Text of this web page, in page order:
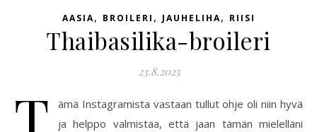
AASIA, BROILERI , JAUHELIHA, RIISI
Thaibasilika-broileri
23.8.2025
T
ämä Instagramista vastaan tullut ohje oli niin hyvä
ja helppo valmistaa, että jaan tämän mielelläni